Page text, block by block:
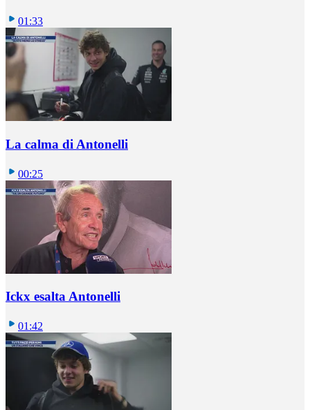
01:33
La calma di Antonelli
00:25
Ickx esalta Antonelli
01:42